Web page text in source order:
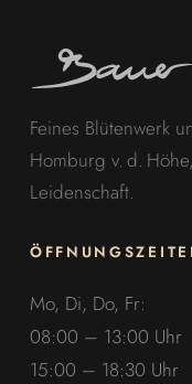
Feines Blütenwerk
Homburg v. d.
Leidenschaft.
Mo, Di, Do, Fr:
08:00 – 13:00 Uhr
15:00 – 18:30 Uhr